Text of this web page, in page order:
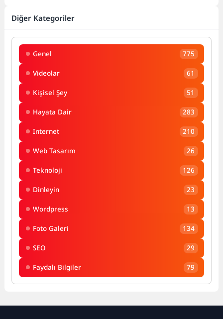
Diğer Kategoriler
Genel 775
Videolar 61
Kişisel Şey 51
Hayata Dair 283
Internet 210
Web Tasarım 26
Teknoloji 126
Dinleyin 23
Wordpress 13
Foto Galeri 134
SEO 29
Faydalı Bilgiler 79